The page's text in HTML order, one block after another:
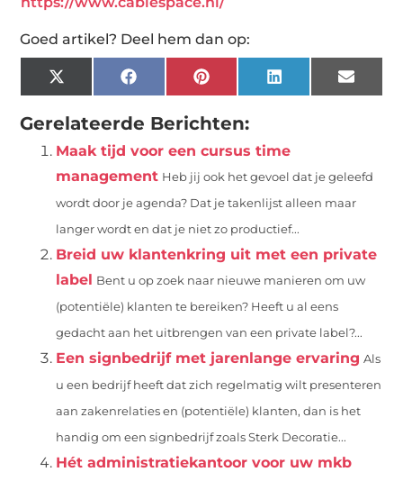
Goed artikel? Deel hem dan op:
X
(Twitter)
FacebookPinterestLinkedIn Email
Gerelateerde Berichten:
Maak tijd voor een cursus time
management Heb jij ook het gevoel dat je geleefd
wordt door je agenda? Dat je takenlijst alleen maar
langer wordt en dat je niet zo productief...
Breid uw klantenkring uit met een private
label Bent u op zoek naar nieuwe manieren om uw
(potentiële) klanten te bereiken? Heeft u al eens
gedacht aan het uitbrengen van een private label?...
Een signbedrijf met jarenlange ervaring Als
u een bedrijf heeft dat zich regelmatig wilt presenteren
aan zakenrelaties en (potentiële) klanten, dan is het
handig om een signbedrijf zoals Sterk Decoratie...
Hét administratiekantoor voor uw mkb